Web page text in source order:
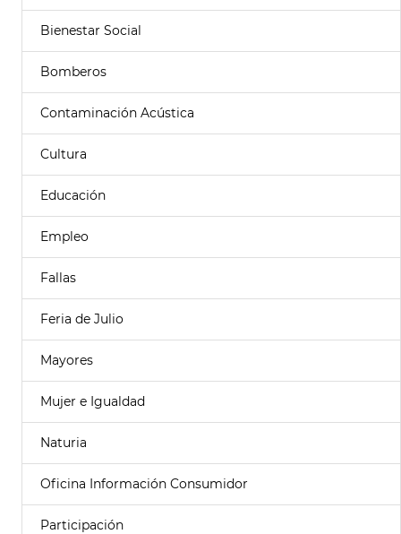
Bienestar Social
Bomberos
Contaminación Acústica
Cultura
Educación
Empleo
Fallas
Feria de Julio
Mayores
Mujer e Igualdad
Naturia
Oficina Información Consumidor
Participación